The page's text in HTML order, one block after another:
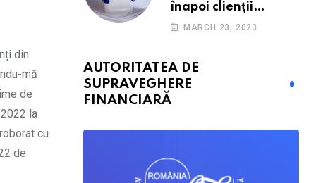
din
mă
de
la
cu
de
înapoi clienții
Euroins care
toate termenele
MARCH 23, 2023
AUTORITATEA DE
SUPRAVEGHERE
FINANCIARĂ